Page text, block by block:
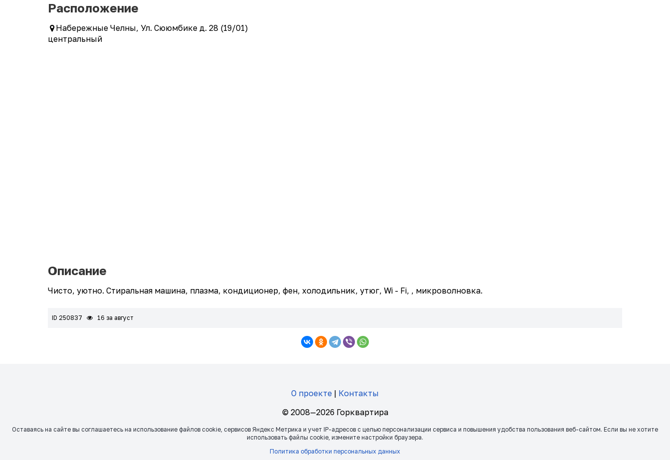
Расположение
Набережные Челны, Ул. Сююмбике д. 28 (19/01)
центральный
Описание
Чисто, уютно. Стиральная машина, плазма, кондиционер, фен, холодильник, утюг, Wi - Fi, , микроволновка.
ID 250837 16 за август
О проекте | Контакты
© 2008—2026 Горквартира
Оставаясь на сайте вы соглашаетесь на использование файлов сookie, сервисов Яндекс Метрика и учет IP-адресов с целью персонализации сервиса и повышения удобства пользования веб-сайтом. Если вы не хотите
использовать файлы сookie, измените настройки браузера.
Политика обработки персональных данных